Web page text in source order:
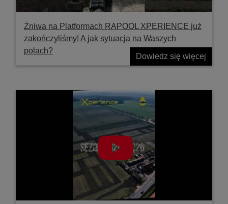
Żniwa na Platformach RAPOOL XPERIENCE już
zakończyliśmy! A jak sytuacja na Waszych
polach?
Dowiedz się więcej